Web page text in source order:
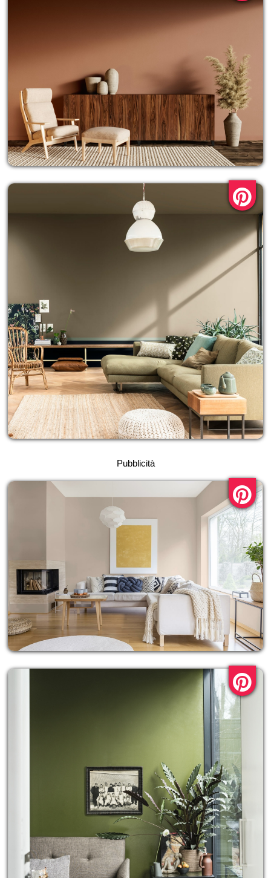
Pubblicità